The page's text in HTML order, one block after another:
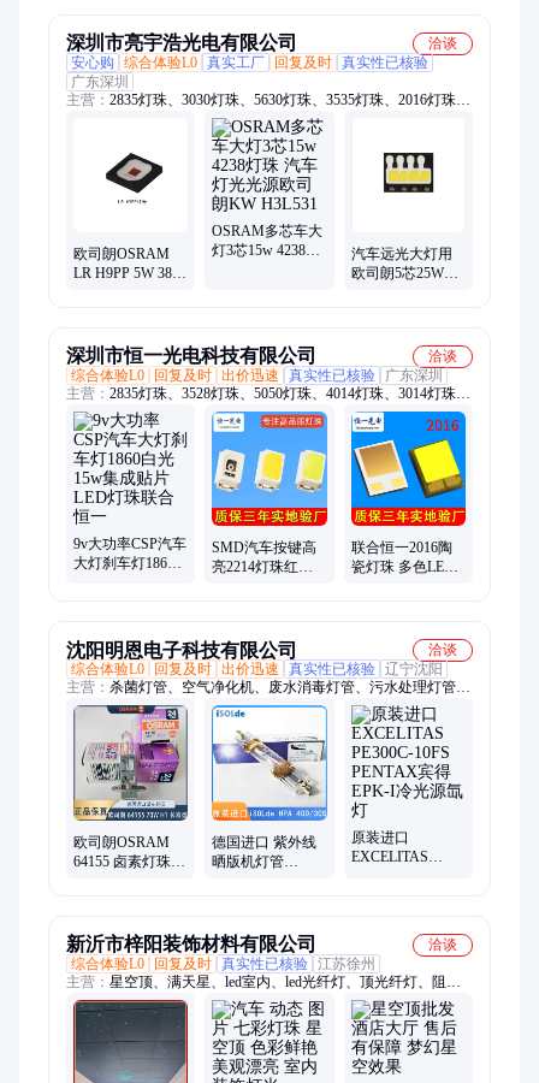
深圳市亮宇浩光电有限公司
洽谈
安心购
综合体验L0 真实工厂 回复及时 真实性已核验
广东深圳
主营： 2835灯珠、3030灯珠、5630灯珠、3535灯珠、2016灯珠、
5054灯珠、5050灯珠、直插灯珠、三星灯珠、欧司朗灯珠、飞利
浦灯珠、科锐灯珠、首尔灯珠、COB光源、红外发射管
欧司朗OSRAM
LR H9PP 5W 3838
OSRAM多芯车大
灯3芯15w 4238灯
汽车远光大灯用
欧司朗5芯25W白
深圳市恒一光电科技有限公司
洽谈
综合体验L0
回复及时 出价迅速 真实性已核验
广东深圳
主营： 2835灯珠、3528灯珠、5050灯珠、4014灯珠、3014灯珠、
5730灯珠、rgb灯珠、仿流明灯珠、插件灯珠、草帽灯珠、红外
灯珠、3535灯珠
9v大功率CSP汽车
大灯刹车灯1860
SMD汽车按键高
亮2214灯珠红光
联合恒一2016陶
瓷灯珠 多色LED
沈阳明恩电子科技有限公司
洽谈
综合体验L0
回复及时 出价迅速 真实性已核验 辽宁沈阳
主营： 杀菌灯管、空气净化机、废水消毒灯管、污水处理灯管、
水池杀菌消毒灯
欧司朗OSRAM
64155 卤素灯珠配
德国进口 紫外线
晒版机灯管
原装进口
EXCELITAS
新沂市梓阳装饰材料有限公司
洽谈
综合体验L0
回复及时 真实性已核验 江苏徐州
主营： 星空顶、满天星、led室内、led光纤灯、顶光纤灯、阻燃
吸音毡、阻燃吸音板、光纤灯星空、影音室模块、喷绘吸音板、
纤维吸音板、墙面装饰板、光纤星空吊顶、墙面装饰材料、聚酯
纤维星空、墙面防撞装饰、家庭影院星空、聚酯纤维吸音、墙面
环保装饰、塑料光纤模块